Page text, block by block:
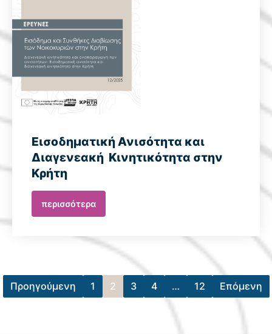
Εισοδηματική Ανισότητα και
Διαγενεακή Κινητικότητα στην
Κρήτη
περισσότερα
Προηγούμενη 1 2 3 4 … 12 Επόμενη